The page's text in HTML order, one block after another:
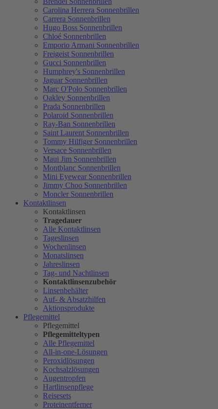
Carolina Herrera Sonnenbrillen
Carrera Sonnenbrillen
Hugo Boss Sonnenbrillen
Chloé Sonnenbrillen
Emporio Armani Sonnenbrillen
Freigeist Sonnenbrillen
Gucci Sonnenbrillen
Humphrey's Sonnenbrillen
Jaguar Sonnenbrillen
Marc O'Polo Sonnenbrillen
Oakley Sonnenbrillen
Prada Sonnenbrillen
Polaroid Sonnenbrillen
Ray-Ban Sonnenbrillen
Saint Laurent Sonnenbrillen
Tommy Hilfiger Sonnenbrillen
Versace Sonnenbrillen
Maui Jim Sonnenbrillen
Montblanc Sonnenbrillen
Mini Eyewear Sonnenbrillen
Jimmy Choo Sonnenbrillen
Moncler Sonnenbrillen
Kontaktlinsen
Kontaktlinsen
Tragedauer
Alle Kontaktlinsen
Tageslinsen
Wochenlinsen
Monatslinsen
Jahreslinsen
Tag- und Nachtlinsen
Kontaktlinsenzubehör
Linsenbehälter
Auf- & Absatzhilfen
Aktionsprodukte
Pflegemittel
Pflegemittel
Pflegemitteltypen
Alle Pflegemittel
All-in-one-Lösungen
Peroxidlösungen
Kochsalzlösungen
Augentropfen
Hartlinsenpflege
Reisesets
Proteinentferner